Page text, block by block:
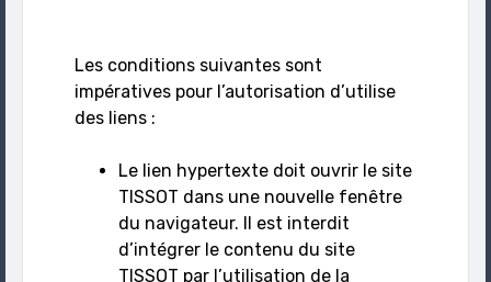
Les conditions suivantes sont
impératives pour l’autorisation d’utilise
des liens :
Le lien hypertexte doit ouvrir le site
TISSOT dans une nouvelle fenêtre
du navigateur. Il est interdit
d’intégrer le contenu du site
TISSOT par l’utilisation de la